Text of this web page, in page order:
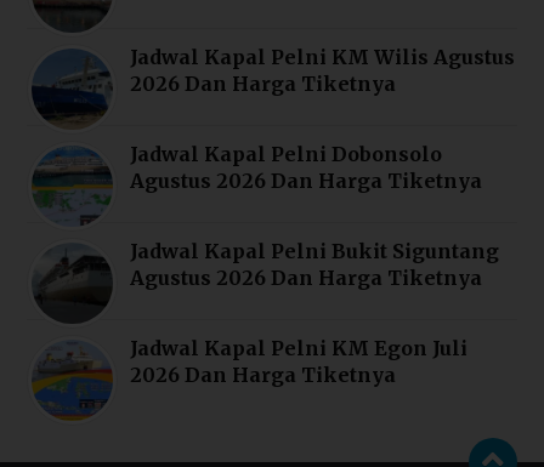
Jadwal Kapal Pelni KM Wilis Agustus
2026 Dan Harga Tiketnya
Jadwal Kapal Pelni Dobonsolo
Agustus 2026 Dan Harga Tiketnya
Jadwal Kapal Pelni Bukit Siguntang
Agustus 2026 Dan Harga Tiketnya
Jadwal Kapal Pelni KM Egon Juli
2026 Dan Harga Tiketnya